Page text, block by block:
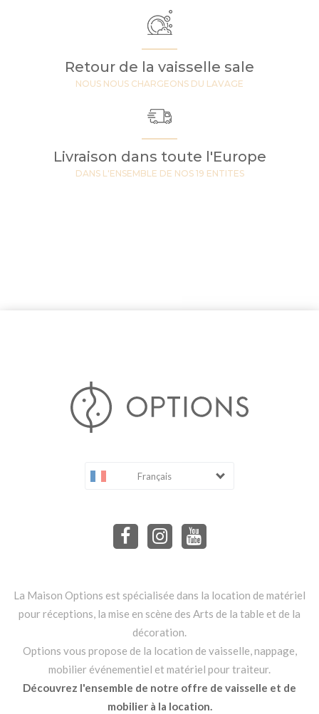
Retour de la vaisselle sale
NOUS NOUS CHARGEONS DU LAVAGE
Livraison dans toute l'Europe
DANS L'ENSEMBLE DE NOS 19 ENTITES
Français
La Maison Options est spécialisée dans la location de matériel
pour réceptions, la mise en scène des Arts de la table et de la
décoration.
Options vous propose de la location de vaisselle, nappage,
mobilier événementiel et matériel pour traiteur.
Découvrez l'ensemble de notre offre de vaisselle et de
mobilier à la location.